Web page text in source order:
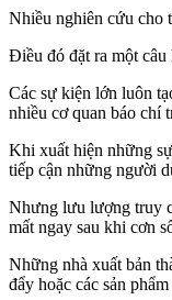
Nhiều nghiên cứu cho
Điều đó đặt ra một câu
Các sự kiện lớn luôn
nhiều cơ quan báo chí
Khi xuất hiện những
tiếp cận những người
Nhưng lưu lượng truy
mất ngay sau khi cơn
Những nhà xuất bản
đẩy hoặc các sản